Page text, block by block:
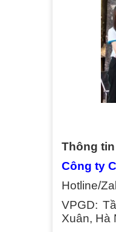
Thông
Công ty
Hotline/
VPGD:
Xuân, Hà